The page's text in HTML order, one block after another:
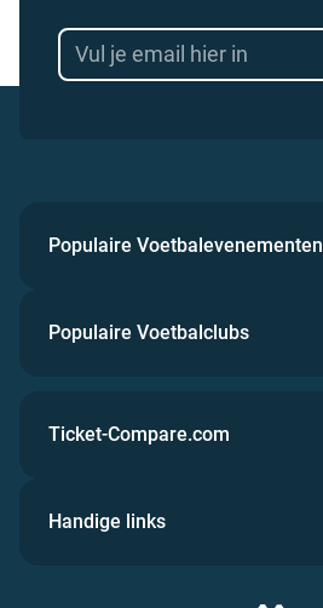
Populaire Voetbalevenementen
Populaire Voetbalclubs
Ticket-Compare.com
Handige links